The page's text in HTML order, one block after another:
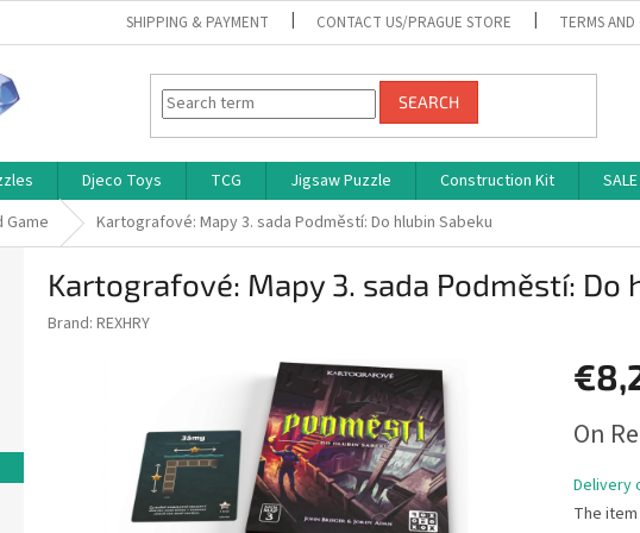
SHIPPING & PAYMENT CONTACT US/PRAGUE STORE TERMS AND
SEARCH
Djeco Toys TCG Jigsaw Puzzle Construction Kit SALE
Game Kartografové: Mapy 3. sada Podměstí: Do hlubin Sabeku
Kartografové: Mapy 3. sada Podměstí: Do
Brand: REXHRY
price:
On
Delivery
The